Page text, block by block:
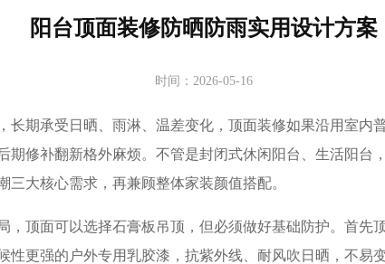
阳台顶面装修防晒防雨实用设计方案
时间：2026-05-16
长期承受日晒、雨淋、温差变化，顶面装修如果沿用室内
期修补翻新格外麻烦。不管是封闭式休闲阳台、生活阳台
三大核心需求，再兼顾整体家装颜值搭配。
，顶面可以选择石膏板吊顶，但必须做好基础防护。首先
性更强的户外专用乳胶漆，抗紫外线、耐风吹日晒，不易